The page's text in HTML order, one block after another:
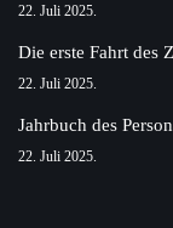
22. Juli 2025.
Die erste Fahrt des
22. Juli 2025.
Jahrbuch des
22. Juli 2025.